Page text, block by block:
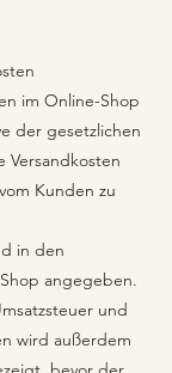
im Online-Shop
der gesetzlichen
Versandkosten
Kunden zu
in den
angegeben.
und
wird außerdem